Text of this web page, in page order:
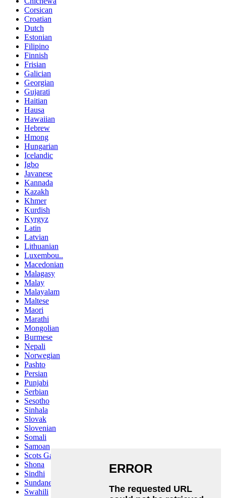
Corsican
Croatian
Dutch
Estonian
Filipino
Finnish
Frisian
Galician
Georgian
Gujarati
Haitian
Hausa
Hawaiian
Hebrew
Hmong
Hungarian
Icelandic
Igbo
Javanese
Kannada
Kazakh
Khmer
Kurdish
Kyrgyz
Latin
Latvian
Lithuanian
Luxembou..
Macedonian
Malagasy
Malay
Malayalam
Maltese
Maori
Marathi
Mongolian
Burmese
Nepali
Norwegian
Pashto
Persian
Punjabi
Serbian
Sesotho
Sinhala
Slovak
Slovenian
Somali
Samoan
Scots Gaelic
Shona
Sindhi
Sundanese
Swahili